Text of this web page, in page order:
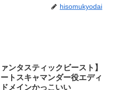
hisomukyodai
ァンタスティックビースト】
トスキャマンダー役エディ
メインかっこいい